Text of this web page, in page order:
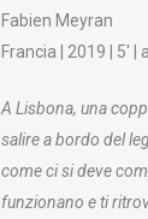
Fabien Meyran
Francia | 2019 | 5′
A Lisbona, una
salire a bordo del
come ci si deve
funzionano e ti